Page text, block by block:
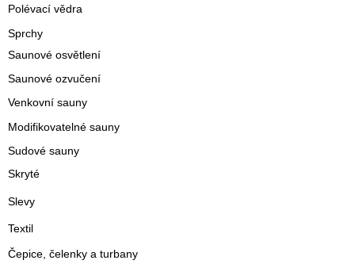
Polévací vědra
Sprchy
Saunové osvětlení
Saunové ozvučení
Venkovní sauny
Modifikovatelné sauny
Sudové sauny
Skryté
Slevy
Textil
Čepice, čelenky a turbany